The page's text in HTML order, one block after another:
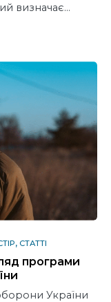
визначає…
СТАТТІ
програми
України